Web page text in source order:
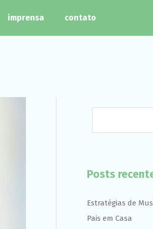
imprensa contato
Posts
Estratégias de
Pais em Casa